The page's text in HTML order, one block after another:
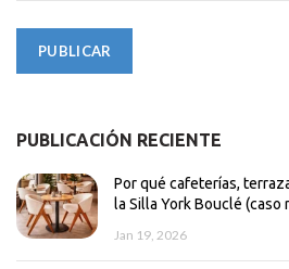
PUBLICACIÓN RECIENTE
Por qué cafeterías,
la Silla York Bouclé (caso
Jan 19, 2026